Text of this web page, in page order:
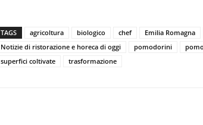
TAGS agricoltura biologico chef Emilia Romagna
Notizie di ristorazione e horeca di oggi
pomodorini
superfici coltivate
trasformazione